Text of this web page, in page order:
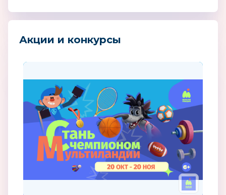
Акции и конкурсы